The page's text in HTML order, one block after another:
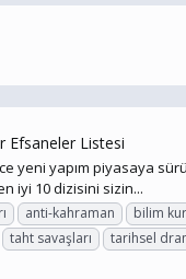
Efsaneler Listesi
yeni yapım
iyi 10 dizisini sizin...
anti-kahraman bilim
taht savaşları tarihsel